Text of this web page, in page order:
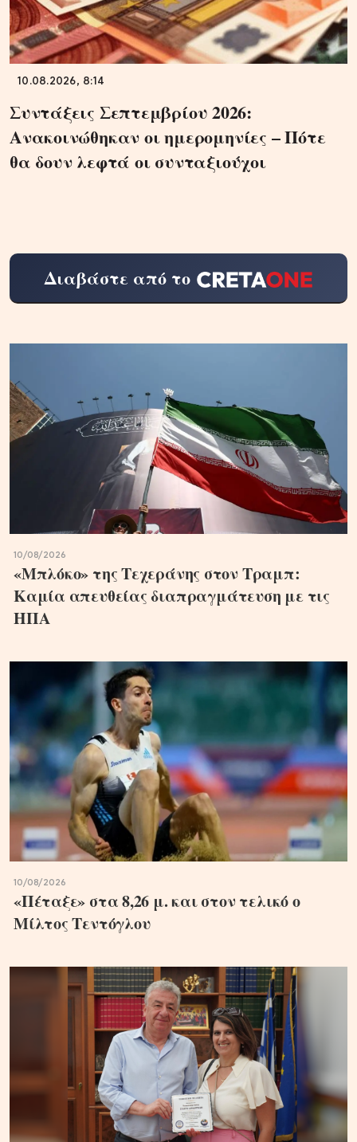
10.08.2026, 8:14
Συντάξεις Σεπτεμβρίου 2026:
Ανακοινώθηκαν οι ημερομηνίες – Πότε
θα δουν λεφτά οι συνταξιούχοι
Διαβάστε από το
10/08/2026
«Μπλόκο» της Τεχεράνης στον Τραμπ:
Καμία απευθείας διαπραγμάτευση με τις
ΗΠΑ
10/08/2026
«Πέταξε» στα 8,26 μ. και στον τελικό ο
Μίλτος Τεντόγλου